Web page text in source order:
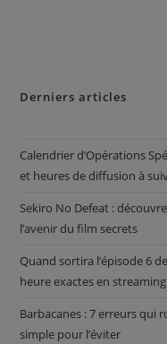
Derniers articles
Calendrier d’Opérations
et heures de diffusion à
Sekiro No Defeat :
l’avenir du film secrets
Quand sortira l’épisode 6
heure exactes en streaming
Barbacanes : 7 erreurs qui
simple pour l’éviter